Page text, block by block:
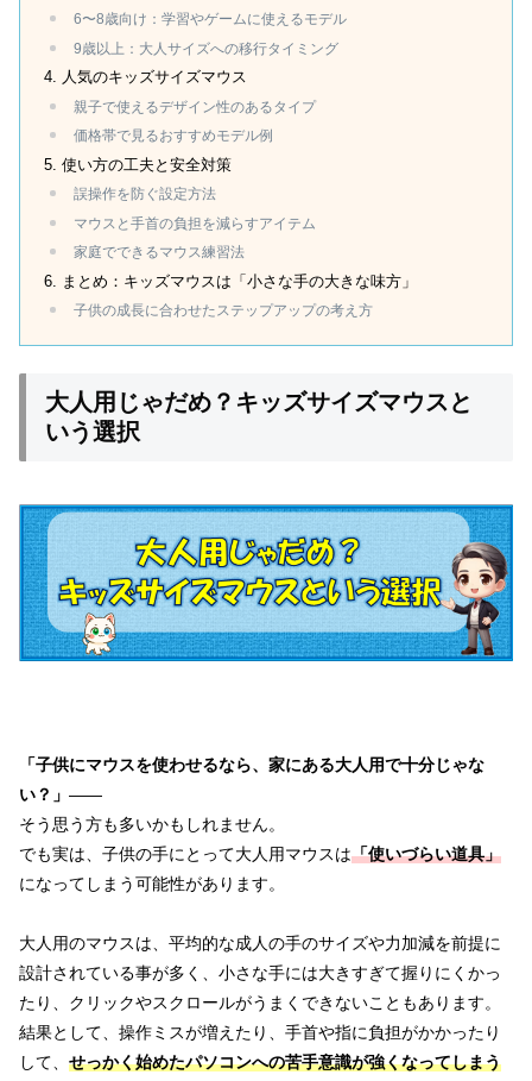
6〜8歳向け：学習やゲームに使えるモデル
9歳以上：大人サイズへの移行タイミング
人気のキッズサイズマウス
親子で使えるデザイン性のあるタイプ
価格帯で見るおすすめモデル例
使い方の工夫と安全対策
誤操作を防ぐ設定方法
マウスと手首の負担を減らすアイテム
家庭でできるマウス練習法
まとめ：キッズマウスは「小さな手の大きな味方」
子供の成長に合わせたステップアップの考え方
大人用じゃだめ？キッズサイズマウスと
いう選択
「子供にマウスを使わせるなら、家にある大人用で十分じゃな
い？」 ——
そう思う方も多いかもしれません。
でも実は、子供の手にとって大人用マウスは「使いづらい道具」
になってしまう可能性があります。
大人用のマウスは、平均的な成人の手のサイズや力加減を前提に
設計されている事が多く、小さな手には大きすぎて握りにくかっ
たり、クリックやスクロールがうまくできないこともあります。
結果として、操作ミスが増えたり、手首や指に負担がかかったり
して、 せっかく始めたパソコンへの苦手意識が強くなってしまう